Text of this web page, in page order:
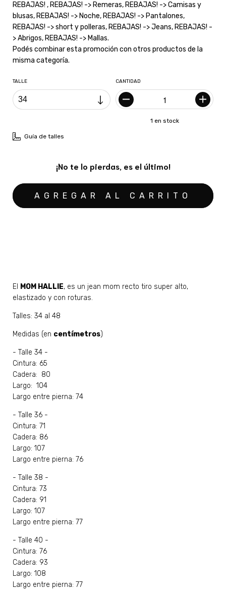
REBAJAS! , REBAJAS! -> Remeras, REBAJAS! -> Camisas y
blusas, REBAJAS! -> Noche, REBAJAS! -> Pantalones,
REBAJAS! -> short y polleras, REBAJAS! -> Jeans, REBAJAS! -
> Abrigos, REBAJAS! -> Mallas.
Podés combinar esta promoción con otros productos de la
misma categoría.
TALLE CANTIDAD
1 en stock
Guía de talles
¡No te lo pierdas, es el último!
El MOM HALLIE, es un jean mom recto tiro super alto,
elastizado y con roturas.
Talles: 34 al 48
Medidas (en centímetros)
- Talle 34 -
Cintura: 65
Cadera: 80
Largo: 104
Largo entre pierna: 74
- Talle 36 -
Cintura: 71
Cadera: 86
Largo: 107
Largo entre pierna: 76
- Talle 38 -
Cintura: 73
Cadera: 91
Largo: 107
Largo entre pierna: 77
- Talle 40 -
Cintura: 76
Cadera: 93
Largo: 108
Largo entre pierna: 77